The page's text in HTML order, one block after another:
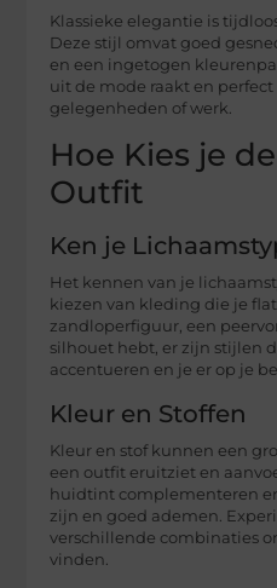
Klassieke elegantie is
Deze stijl omvat goed
en een ingetogen
uit de mode raakt en perfect
gelegenheden of werk.
Hoe Kies je
Outfit
Ken je
Het kennen van je
kiezen van kleding die je
zandloperfiguur, een
silhouet hebt, er zijn stijlen
accentueren en je er op je
Kleur en Stoffen
Kleur en stof kunnen een
een outfit eruitziet en
huidtint complementeren
zijn en goed ademen.
verschillende combinaties
vinden.